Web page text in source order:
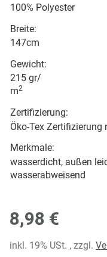
100% Polyester
Breite:
147cm
Gewicht:
215 gr/
m2
Zertifizierung:
Öko-Tex Zertifizierung
Merkmale:
wasserdicht, außen
wasserabweisend
8,98 €
inkl. 19% USt. , zzgl.